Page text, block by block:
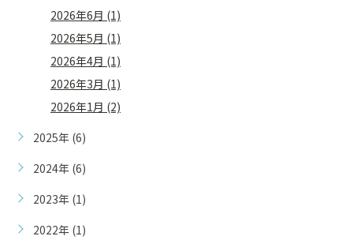
2026年6月 (1)
2026年5月 (1)
2026年4月 (1)
2026年3月 (1)
2026年1月 (2)
2025年 (6)
2024年 (6)
2023年 (1)
2022年 (1)